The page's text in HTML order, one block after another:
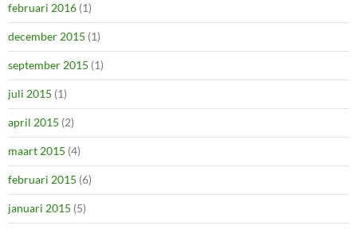
februari 2016 (1)
december 2015 (1)
september 2015 (1)
juli 2015 (1)
april 2015 (2)
maart 2015 (4)
februari 2015 (6)
januari 2015 (5)